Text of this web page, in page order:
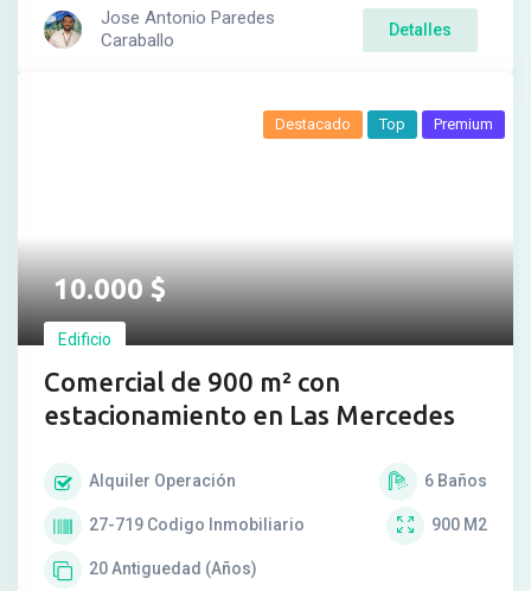
Jose Antonio Paredes
Caraballo
Detalles
10.000$
Edificio
Comercial de 900 m² con
estacionamiento en Las Mercedes
Destacado Top Premium
Alquiler Operación 6 Baños
27-719 Codigo Inmobiliario 900 M2
20Antiguedad (Años)